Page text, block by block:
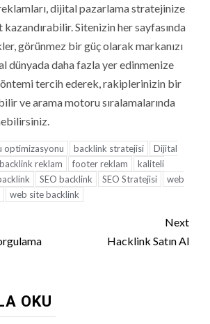
dijital pazarlama stratejinize
kazandırabilir. Sitenizin her sayfasında
görünmez bir güç olarak markanızı
dünyada daha fazla yer edinmenize
tercih ederek, rakiplerinizin bir
ve arama motoru sıralamalarında
optimizasyonu backlink stratejisi
Dijital
reklam footer reklam
kaliteli
SEO backlink SEO Stratejisi
web
web site backlink
Next
Hacklink Satın Al
OKU